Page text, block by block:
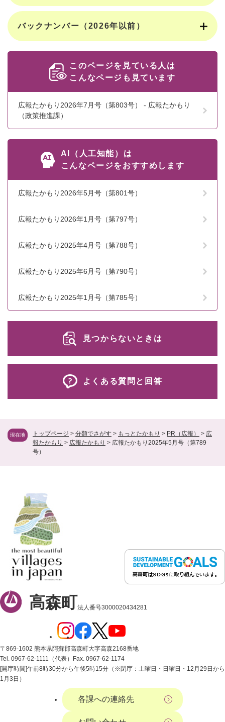
現在地 トップページ > 分類でさがす > もっとたかもり > PR（広報） > 広
報たかもり > 広報たかもり > 広報たかもり2025年5月号（第789
号）
バックナンバー（2026年以前）
このページを見ている人は
こんなページも見ています
広報たかもり2026年7月号（第803号） - 広報たかもり
（政策推進課）
AI（人工知能）は
こんなページをおすすめします
広報たかもり2026年5月号（第801号）
広報たかもり2026年1月号（第797号）
広報たかもり2025年4月号（第788号）
広報たかもり2025年6月号（第790号）
広報たかもり2025年1月号（第785号）
見つからないときは
よくある質問と回答
高森町法人番号3000020434281
〒869-1602 熊本県阿蘇郡高森町大字高森2168番地
Tel. 0967-62-1111（代表） Fax. 0967-62-1174
[開庁時間]午前8時30分から午後5時15分（※閉庁：土曜日・日曜日・12月29日から
1月3日）
各課への連絡先